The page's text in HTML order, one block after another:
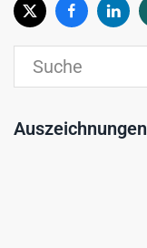
Auszeichnungen